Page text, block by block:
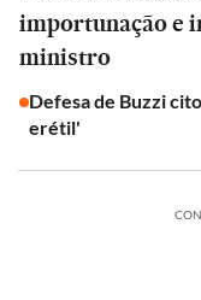
importunação e
ministro
Defesa de Buzzi
erétil'